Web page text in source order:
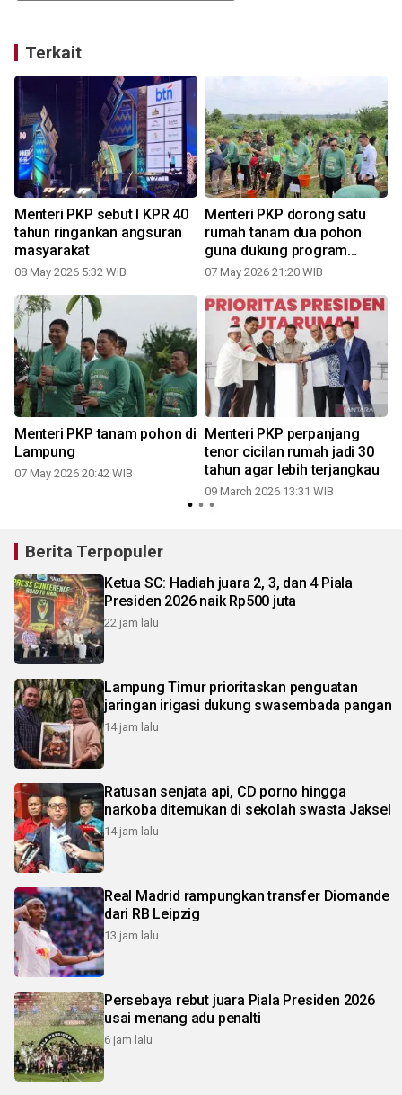
Terkait
Menteri PKP sebut l KPR 40
tahun ringankan angsuran
masyarakat
08 May 2026 5:32 WIB
Menteri PKP dorong satu
rumah tanam dua pohon
guna dukung program
penghijauan
07 May 2026 21:20 WIB
Menteri PKP tanam pohon di
Lampung
07 May 2026 20:42 WIB
Menteri PKP perpanjang
tenor cicilan rumah jadi 30
tahun agar lebih terjangkau
09 March 2026 13:31 WIB
Berita Terpopuler
Ketua SC: Hadiah juara 2, 3, dan 4 Piala
Presiden 2026 naik Rp500 juta
22 jam lalu
Lampung Timur prioritaskan penguatan
jaringan irigasi dukung swasembada pangan
14 jam lalu
Ratusan senjata api, CD porno hingga
narkoba ditemukan di sekolah swasta Jaksel
14 jam lalu
Real Madrid rampungkan transfer Diomande
dari RB Leipzig
13 jam lalu
Persebaya rebut juara Piala Presiden 2026
usai menang adu penalti
6 jam lalu